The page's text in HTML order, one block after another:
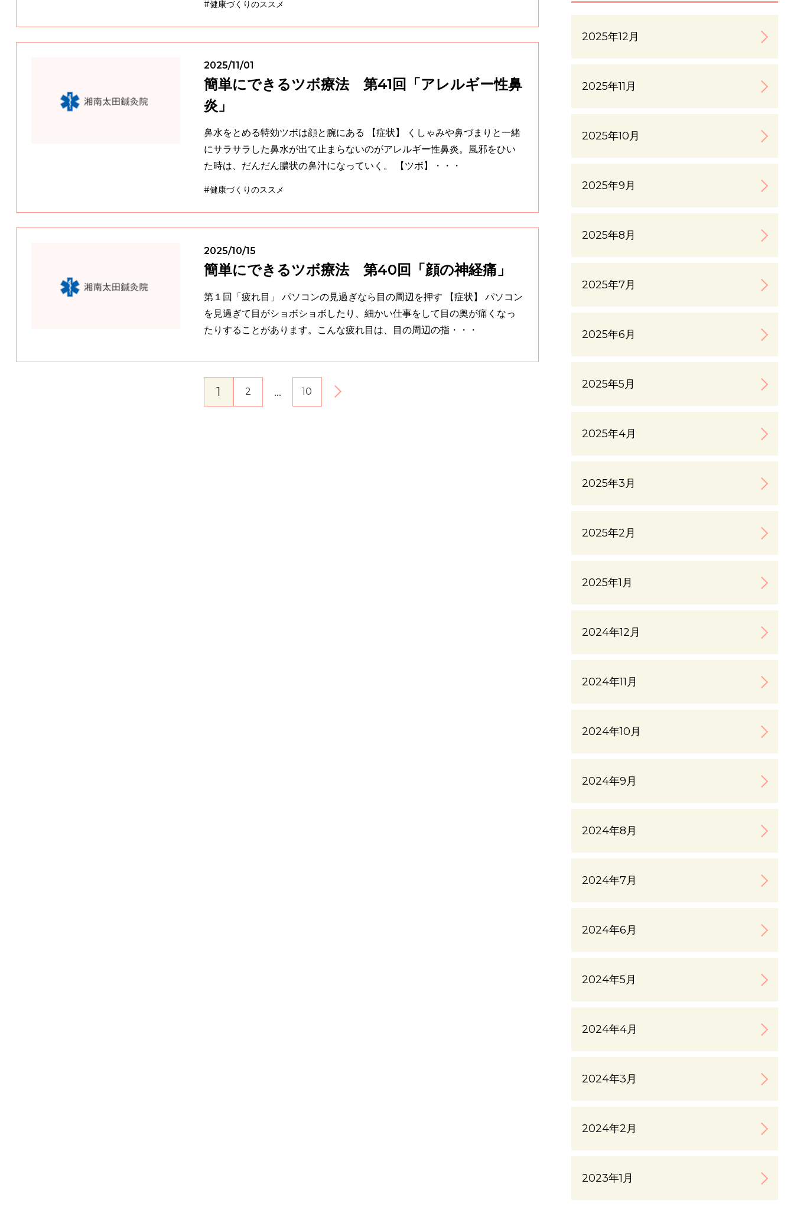
#健康づくりのススメ
2025/11/01
簡単にできるツボ療法 第41回「アレルギー性鼻
炎」
鼻水をとめる特効ツボは顔と腕にある 【症状】 くしゃみや鼻づまりと一緒
にサラサラした鼻水が出て止まらないのがアレルギー性鼻炎。風邪をひい
た時は、だんだん膿状の鼻汁になっていく。 【ツボ】・・・
#健康づくりのススメ
2025/10/15
簡単にできるツボ療法 第40回「顔の神経痛」
第１回「疲れ目」 パソコンの見過ぎなら目の周辺を押す 【症状】 パソコン
を見過ぎて目がショボショボしたり、細かい仕事をして目の奥が痛くなっ
たりすることがあります。こんな疲れ目は、目の周辺の指・・・
1 2 … 10
2025年12月
2025年11月
2025年10月
2025年9月
2025年8月
2025年7月
2025年6月
2025年5月
2025年4月
2025年3月
2025年2月
2025年1月
2024年12月
2024年11月
2024年10月
2024年9月
2024年8月
2024年7月
2024年6月
2024年5月
2024年4月
2024年3月
2024年2月
2023年1月